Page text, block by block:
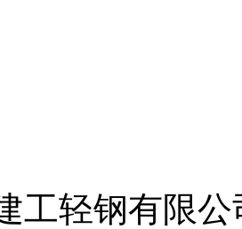
工轻钢有限公